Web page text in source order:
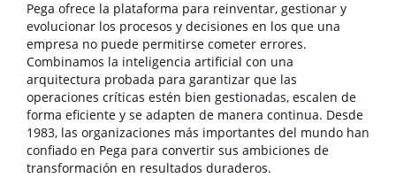
Pega ofrece la plataforma para reinventar, gestionar y
evolucionar los procesos y decisiones en los que una
empresa no puede permitirse cometer errores.
Combinamos la inteligencia artificial con una
arquitectura probada para garantizar que las
operaciones críticas estén bien gestionadas, escalen de
forma eficiente y se adapten de manera continua. Desde
1983, las organizaciones más importantes del mundo han
confiado en Pega para convertir sus ambiciones de
transformación en resultados duraderos.